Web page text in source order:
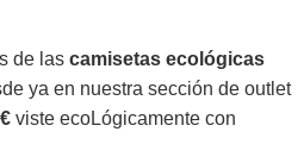
de las camisetas ecológicas
ya en nuestra sección de outlet
viste ecoLógicamente con